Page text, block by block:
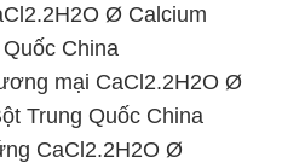
Ø Calcium
China
mại CaCl2.2H2O Ø
Trung Quốc China
CaCl2.2H2O Ø